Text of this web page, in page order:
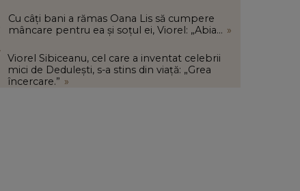
Cu câți bani a rămas Oana Lis să cumpere
mâncare pentru ea și soțul ei, Viorel: „Abia... »
Viorel Sibiceanu, cel care a inventat celebrii
mici de Dedulești, s-a stins din viață: „Grea
încercare.” »